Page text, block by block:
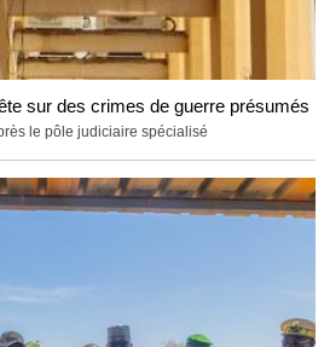
sur des crimes de guerre présumés
le pôle judiciaire spécialisé